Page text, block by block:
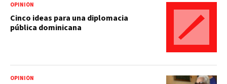
OPINIÓN
Cinco ideas para una diplomacia
pública dominicana
OPINIÓN